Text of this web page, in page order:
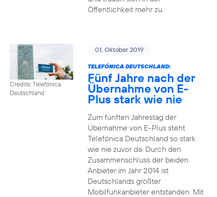
Öffentlichkeit mehr zu.
Credits: Telefónica
Deutschland
01. Oktober 2019
TELEFÓNICA DEUTSCHLAND:
Fünf Jahre nach der
Übernahme von E-
Plus stark wie nie
Zum fünften Jahrestag der
Übernahme von E-Plus steht
Telefónica Deutschland so stark
wie nie zuvor da. Durch den
Zusammenschluss der beiden
Anbieter im Jahr 2014 ist
Deutschlands größter
Mobilfunkanbieter entstanden: Mit